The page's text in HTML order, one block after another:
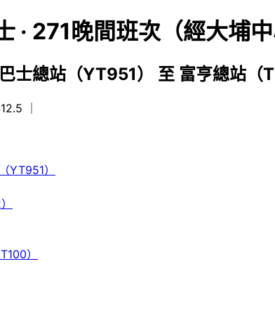
· 271晚間班次（經大埔中
士總站（YT951） 至 富亨總站（
YT951）
）